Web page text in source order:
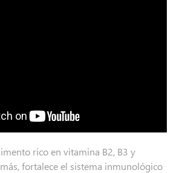
rico en vitamina B2, B3 y
fortalece el sistema inmunológico